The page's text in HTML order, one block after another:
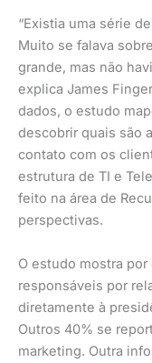
“Existia uma série
Muito se falava
grande, mas não
explica James
dados, o estudo
descobrir quais são
contato com os
estrutura de TI e
feito na área de
perspectivas.
O estudo mostra
responsáveis por
diretamente à
Outros 40% se
marketing. Outra